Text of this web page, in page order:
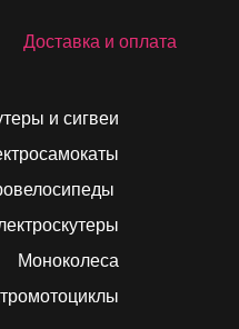
и сигвеи
Моноколеса
Доставка и оплата